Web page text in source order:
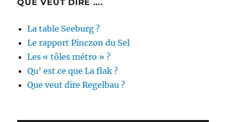
QUE VEUT DIRE ….
La table Seeburg ?
Le rapport Pinczon du Sel
Les « tôles métro » ?
Qu’ est ce que La flak ?
Que veut dire Regelbau ?